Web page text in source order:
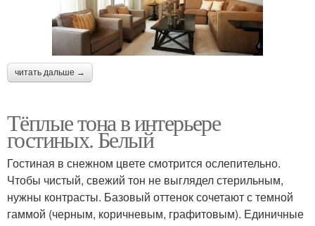
читать дальше →
Тёплые тона в интерьере
гостиных. Белый
Гостиная в снежном цвете смотрится ослепительно.
Чтобы чистый, свежий тон не выглядел стерильным,
нужны контрасты. Базовый оттенок сочетают с темной
гаммой (черным, коричневым, графитовым). Единичные